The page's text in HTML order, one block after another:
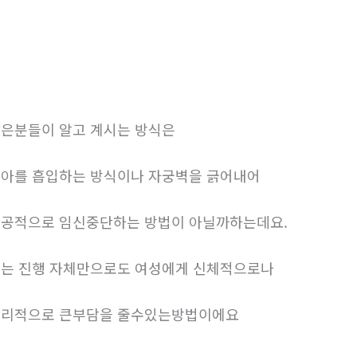
분들이 알고 계시는 방식은
를 흡입하는 방식이나 자궁벽을 긁어내어
적으로 임신중단하는 방법이 아닐까하는데요.
진행 자체만으로도 여성에게 신체적으로나
적으로 큰부담을 줄수있는방법이에요